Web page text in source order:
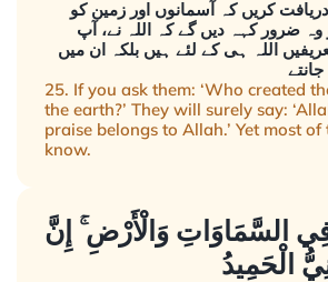
کریں کہ آسمانوں اور زمین کو
وہ ضرور کہہ دیں گے کہ اللہ نے، آپ
اللہ ہی کے لئے ہیں بلکہ ان میں
25. If you ask them: ‘Who created
the earth?’ They will surely say:
praise belongs to Allah.’ Yet most
know.
فِي السَّمَاوَاتِ وَالْأَرْضِ ۚ إِنَّ
الْحَمِيدُ